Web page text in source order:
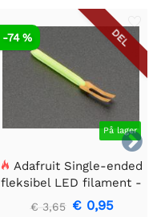

DEL
På lager
-74 %
Adafruit Single-ended
fleksibel LED filament -
3V 25 mm lang - Grøn
€ 3,65 € 0,95